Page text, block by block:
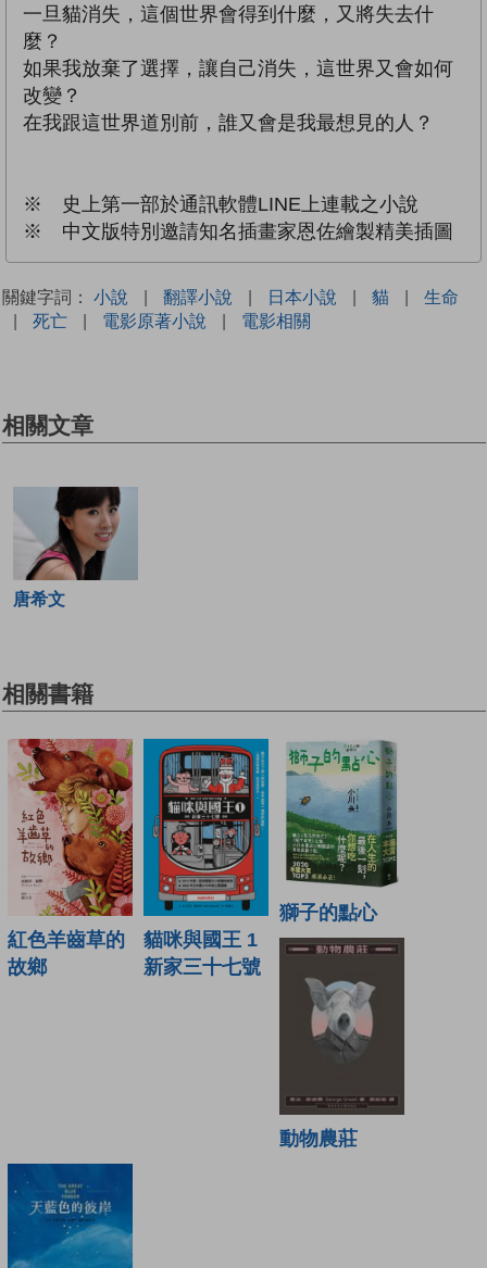
一旦貓消失，這個世界會得到什麼，又將失去什
麼？
如果我放棄了選擇，讓自己消失，這世界又會如何
改變？
在我跟這世界道別前，誰又會是我最想見的人？
※ 史上第一部於通訊軟體LINE上連載之小說
※ 中文版特別邀請知名插畫家恩佐繪製精美插圖
關鍵字詞： 小說 | 翻譯小說 | 日本小說 | 貓 |
生命
|
死亡 | 電影原著小說 | 電影相關
相關文章
唐希文
相關書籍
紅色羊齒草的
故鄉
貓咪與國王 1
新家三十七號
獅子的點心
動物農莊